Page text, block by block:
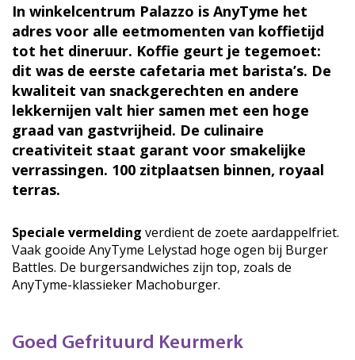
In winkelcentrum Palazzo is AnyTyme het
adres voor alle eetmomenten van koffietijd
tot het dineruur. Koffie geurt je tegemoet:
dit was de eerste cafetaria met barista’s. De
kwaliteit van snackgerechten en andere
lekkernijen valt hier samen met een hoge
graad van gastvrijheid. De culinaire
creativiteit staat garant voor smakelijke
verrassingen. 100 zitplaatsen binnen, royaal
terras.
Speciale vermelding verdient de zoete aardappelfriet.
Vaak gooide AnyTyme Lelystad hoge ogen bij Burger
Battles. De burgersandwiches zijn top, zoals de
AnyTyme-klassieker Machoburger.
Goed Gefrituurd Keurmerk